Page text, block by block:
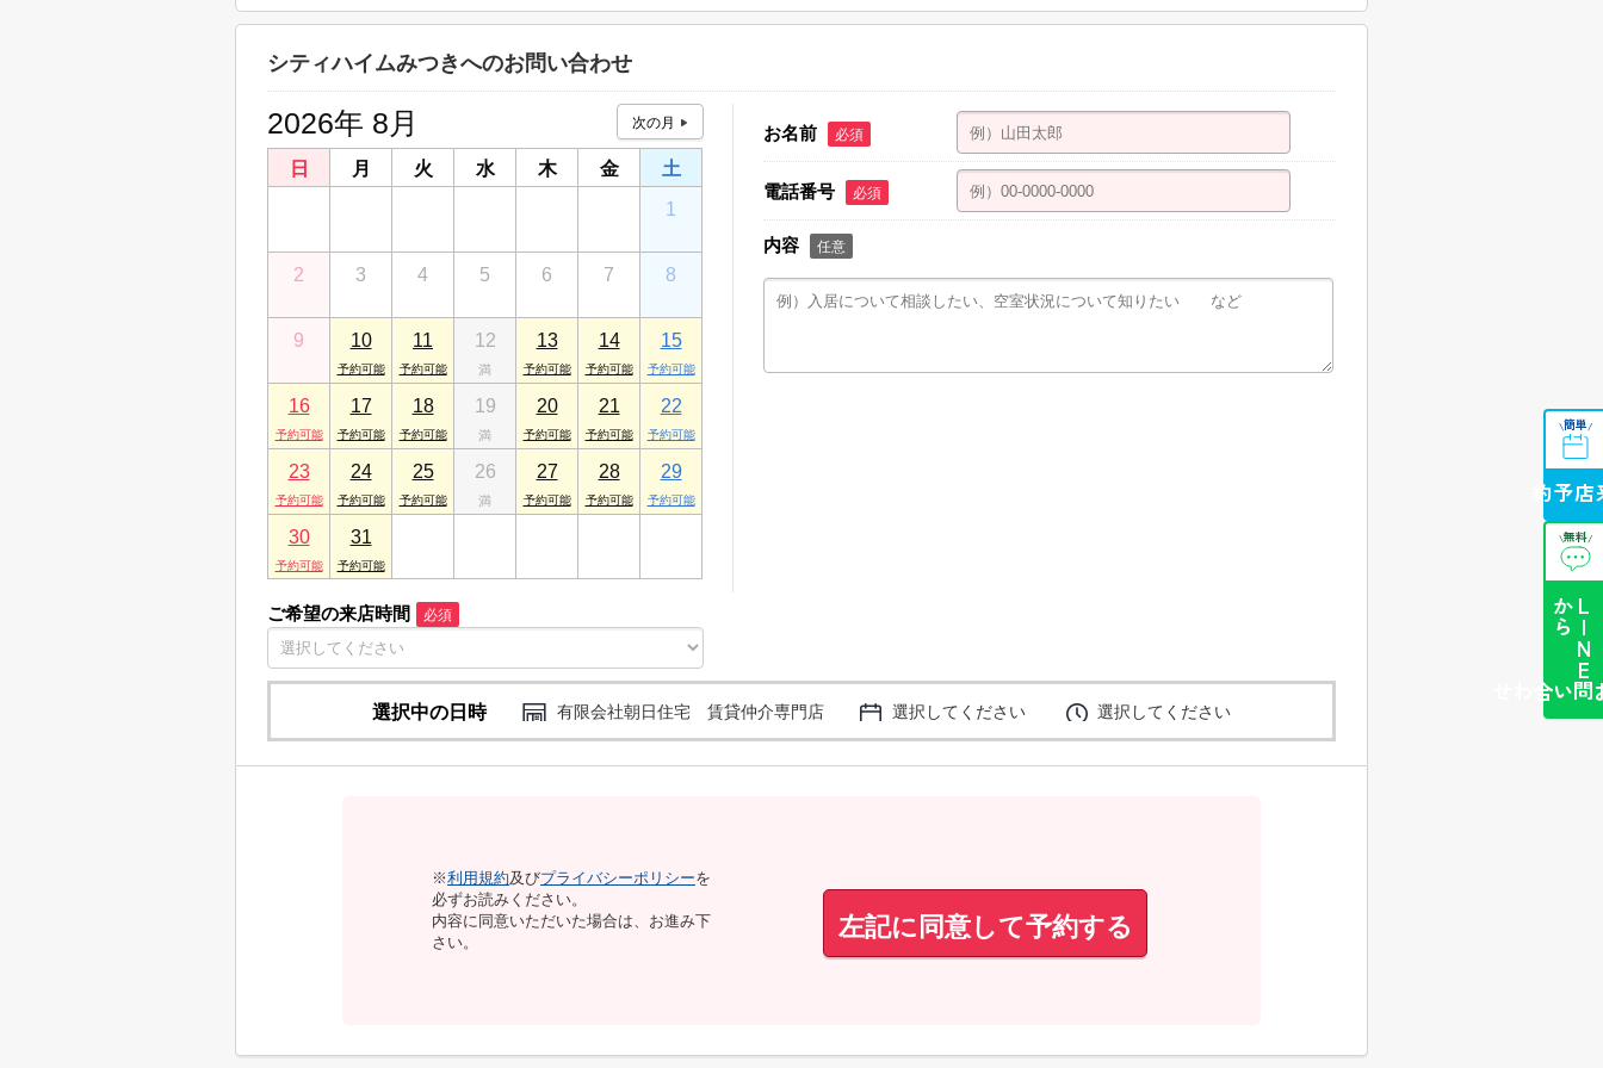
島根県松江市砂子町208-3
島根県出雲市天神町４８３
シティハイムみつきへのお問い合わせ
2026年 8月
日 月 火 水 木 金
土
1
2 3 4 5 6 7 8
9 10 11 12 13 14 15
16 17 18 19 20 21 22
23 24 25 26 27 28 29
30 31
ご希望の来店時間 必須
お名前 必須
電話番号 必須
内容 任意
選択中の日時 有限会社朝日住宅 賃貸仲介専門店 選択してください 選択してください
※利用規約及びプライバシーポリシーを
必ずお読みください。
内容に同意いただいた場合は、お進み下
さい。
左記に同意して予約する
\簡単/
来店予約
\無料/
L
I
N
E
か
ら